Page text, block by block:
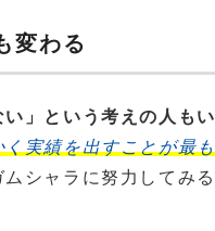
変わる
」という考えの人もい
く実績を出すことが最
シャラに努力してみ